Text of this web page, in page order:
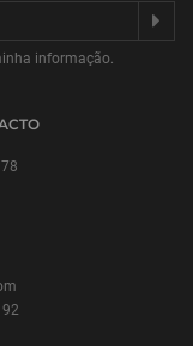
informação.